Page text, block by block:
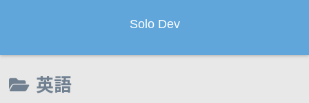
Solo Dev
英語